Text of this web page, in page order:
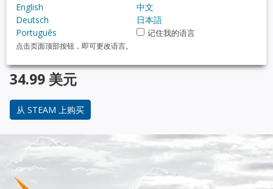
正在考虑升级？
使用 3DMark 游戏玩家的基准测试，来了解您的 PC 与 受
欢迎的 CPU 在性能上的对比。
34.99 美元
从 STEAM 上购买
English
中文
Deutsch
日本語
Português
记住我的语言
点击页面顶部按钮，即可更改语言。